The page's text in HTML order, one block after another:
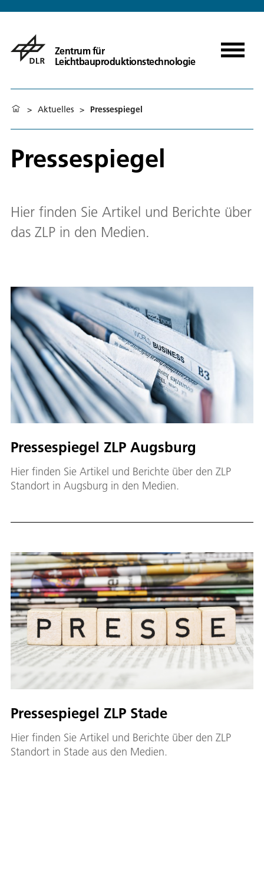
Zentrum für
Leichtbauproduktionstechnologie
> Aktuelles > Pressespiegel
Pressespiegel
Hier finden Sie Artikel und Berichte über
das ZLP in den Medien.
Pressespiegel ZLP Augsburg
Hier finden Sie Artikel und Berichte über den ZLP
Standort in Augsburg in den Medien.
Pressespiegel ZLP Stade
Hier finden Sie Artikel und Berichte über den ZLP
Standort in Stade aus den Medien.